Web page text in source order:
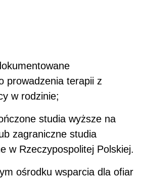
prowadzenia terapii z
w rodzinie;
studia wyższe na
zagraniczne studia
w Rzeczypospolitej Polskiej.
ośrodku wsparcia dla ofiar